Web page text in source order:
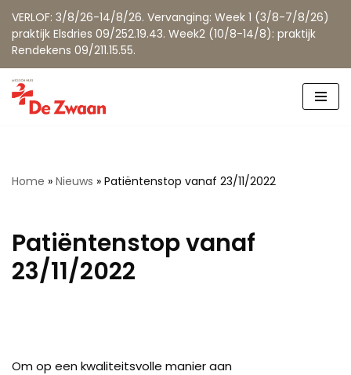
VERLOF: 3/8/26-14/8/26. Vervanging: Week 1 (3/8-7/8/26)
praktijk Elsdries 09/252.19.43. Week2 (10/8-14/8): praktijk
Rendekens 09/211.15.55.
Spring
Home » Nieuws » Patiëntenstop vanaf 23/11/2022
Patiëntenstop vanaf
23/11/2022
Om op een kwaliteitsvolle manier aan